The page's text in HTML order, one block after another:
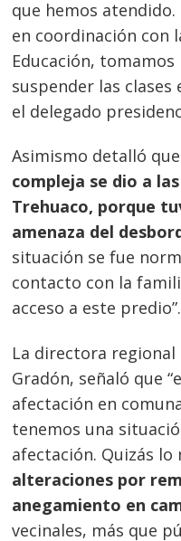
que hemos
en coordinación con
Educación,
suspender las clases
el delegado
Asimismo detalló que
compleja se dio a
Trehuaco, porque
amenaza del
situación se fue
contacto con la
acceso a este predio”.
La directora regional
Gradón, señaló que
afectación en
tenemos una
afectación. Quizás lo
alteraciones por
anegamiento en
vecinales, más que